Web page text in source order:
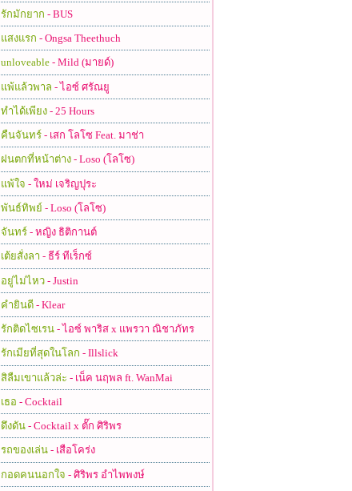
รักมักยาก - BUS
แสงแรก - Ongsa Theethuch
unloveable- Mild (มายด์)
แพ้แล้วพาล - ไอซ์ ศรัณยู
ทำได้เพียง- 25 Hours
คืนจันทร์- เสก โลโซ Feat. มาช่า
ฝนตกที่หน้าต่าง- Loso (โลโซ)
แพ้ใจ - ใหม่ เจริญปุระ
พันธ์ทิพย์ - Loso (โลโซ)
จันทร์- หญิง ธิติกานต์
เต้ยสั่งลา - ธีร์ ทีเร็กซ์
อยู่ไม่ไหว- Justin
คำยินดี- Klear
รักติดไซเรน- ไอซ์ พาริส x แพรวา ณิชาภัทร
รักเมียที่สุดในโลก - Illslick
สิลืมเขาแล้วล่ะ - เน็ค นฤพล ft. WanMai
เธอ - Cocktail
ดึงดัน- Cocktail x ตั๊ก ศิริพร
รถของเล่น- เสือโคร่ง
กอดคนนอกใจ - ศิริพร อำไพพงษ์